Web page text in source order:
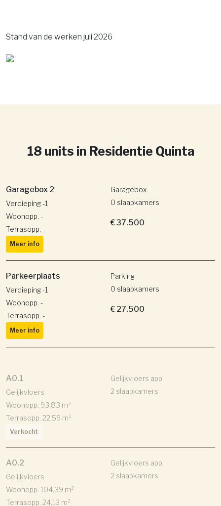
Stand van de werken juli 2026
18 units in Residentie Quinta
Garagebox 2
Verdieping -1
Garagebox
0 slaapkamers
Woonopp. -
Terrasopp. -
€ 37.500
Meer info
Parkeerplaats
Verdieping -1
Parking
0 slaapkamers
Woonopp. -
Terrasopp. -
€ 27.500
Meer info
A0.1
Gelijkvloers
Gelijkvloers app.
2 slaapkamers
Woonopp. 93,83 m²
Terrasopp. 22,59 m²
Verkocht
A0.2
Gelijkvloers
Gelijkvloers app.
2 slaapkamers
Woonopp. 104,39 m²
Terrasopp. 24,13 m²